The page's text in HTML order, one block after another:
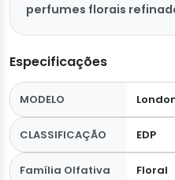
perfumes florais
Especificações
MODELO
CLASSIFICAÇÃO EDP
Família Olfativa Floral